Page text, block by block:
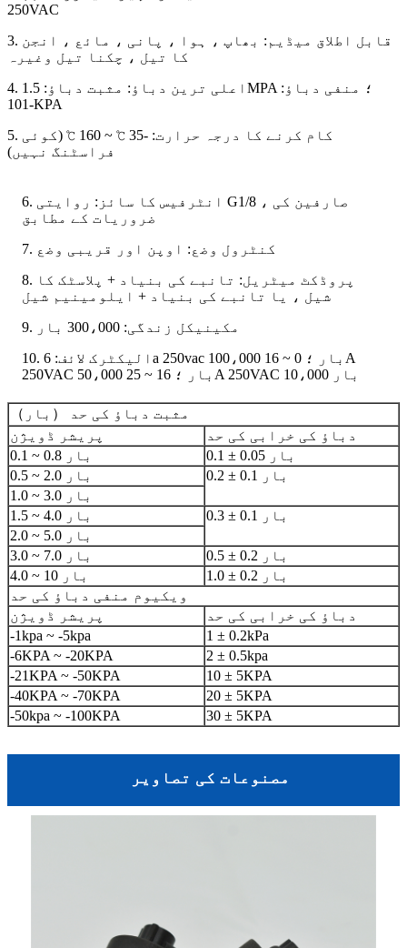
250VAC
3. قابل اطلاق میڈیم: بھاپ ، ہوا ، پانی ، مائع ، انجن
کا تیل ، چکنا تیل وغیرہ
4. اعلی ترین دباؤ: مثبت دباؤ: 1.5MPA ؛ منفی دباؤ:
-101KPA
5. کام کرنے کا درجہ حرارت: -35 ℃ ~ 160 ℃ (کوئی
فراسٹنگ نہیں)
6. انٹرفیس کا سائز: روایتی G1/8 ، صارفین کی
ضروریات کے مطابق
7. کنٹرول وضع: اوپن اور قریبی وضع
8. پروڈکٹ میٹریل: تانبے کی بنیاد + پلاسٹک کا
شیل ، یا تانبے کی بنیاد + ایلومینیم شیل
9. مکینیکل زندگی: 300،000 بار
10. الیکٹرک لائف: 6a 250vac 100،000 بار ؛ 0 ~ 16A
250VAC 50،000 بار ؛ 16 ~ 25A 250VAC 10،000 بار
مثبت دباؤ کی حد （بار）
پریشر ڈویژن
دباؤ کی خرابی کی حد
0.1 ~ 0.8 بار
0.1 ± 0.05 بار
0.5 ~ 2.0 بار
0.2 ± 0.1 بار
1.0 ~ 3.0 بار
1.5 ~ 4.0 بار
0.3 ± 0.1 بار
2.0 ~ 5.0 بار
3.0 ~ 7.0 بار
0.5 ± 0.2 بار
4.0 ~ 10 بار
1.0 ± 0.2 بار
ویکیوم منفی دباؤ کی حد
پریشر ڈویژن
دباؤ کی خرابی کی حد
-1kpa ~ -5kpa
1 ± 0.2kPa
-6KPA ~ -20KPA
2 ± 0.5kpa
-21KPA ~ -50KPA
10 ± 5KPA
-40KPA ~ -70KPA
20 ± 5KPA
-50kpa ~ -100KPA
30 ± 5KPA
مصنوعات کی تصاویر